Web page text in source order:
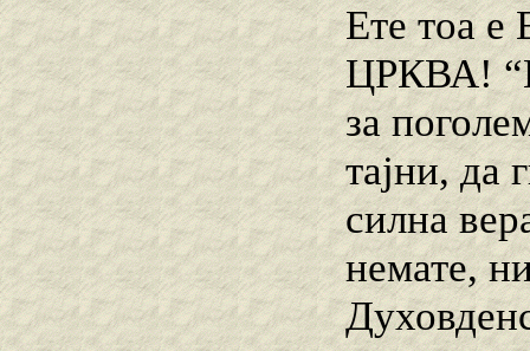
Ете тоа
ЦРКВА!
за
тајни, да
силна
немате,